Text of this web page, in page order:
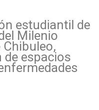
estudiantil de
Milenio
de espacios